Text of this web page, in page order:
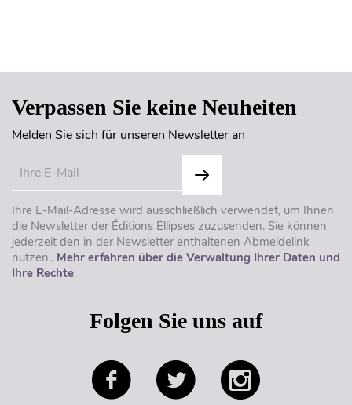
Verpassen Sie keine Neuheiten
Melden Sie sich für unseren Newsletter an
Ihre E-Mail-Adresse wird ausschließlich verwendet, um Ihnen
die Newsletter der Éditions Ellipses zuzusenden. Sie können
jederzeit den in der Newsletter enthaltenen Abmeldelink
nutzen.. Mehr erfahren über die Verwaltung Ihrer Daten und
Ihre Rechte
Folgen Sie uns auf